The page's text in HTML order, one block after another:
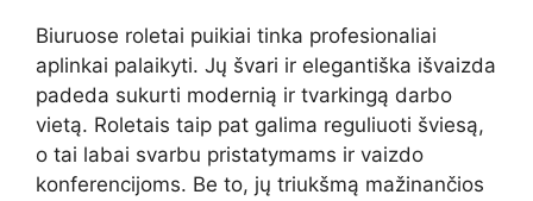
Biuruose roletai puikiai tinka profesionaliai
aplinkai palaikyti. Jų švari ir elegantiška išvaizda
padeda sukurti modernią ir tvarkingą darbo
vietą. Roletais taip pat galima reguliuoti šviesą,
o tai labai svarbu pristatymams ir vaizdo
konferencijoms. Be to, jų triukšmą mažinančios